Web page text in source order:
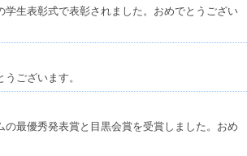
生表彰式で表彰されました。おめでとうござい
ございます。
最優秀発表賞と目黒会賞を受賞しました。おめ